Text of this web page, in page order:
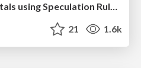
Improving Core Web Vitals using Speculation Rules API
21 1.6k